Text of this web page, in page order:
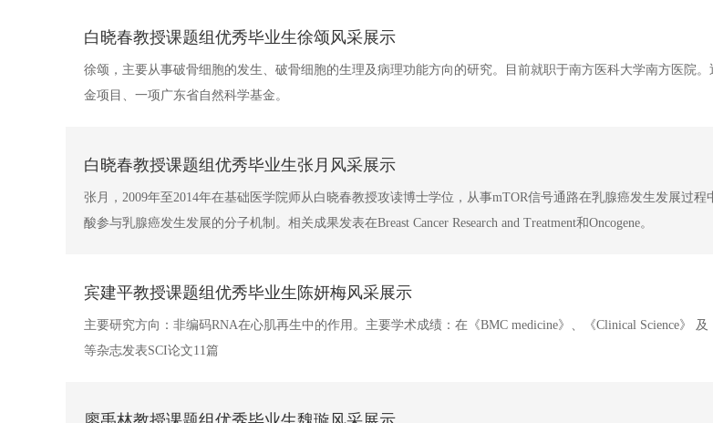
白晓春教授课题组优秀毕业生徐颂风采展示
徐颂，主要从事破骨细胞的发生、破骨细胞的生理及病理功能方向的研究。目前就职于南方医科大学南方医院
金项目、一项广东省自然科学基金。
白晓春教授课题组优秀毕业生张月风采展示
张月，2009年至2014年在基础医学院师从白晓春教授攻读博士学位，从事mTOR信号通路在乳腺癌发生发展过
酸参与乳腺癌发生发展的分子机制。相关成果发表在Breast Cancer Research and Treatment和Oncogene。
宾建平教授课题组优秀毕业生陈妍梅风采展示
主要研究方向：非编码RNA在心肌再生中的作用。主要学术成绩：在《BMC medicine》、《Clinical Science》 及
等杂志发表SCI论文11篇